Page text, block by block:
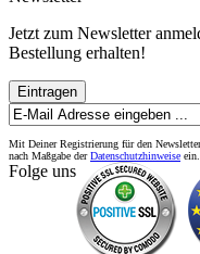
Jetzt zum Newsletter
Bestellung erhalten!
Eintragen
Mit Deiner Registrierung für den
nach Maßgabe derDatenschutzhinweise ein.
Folge uns